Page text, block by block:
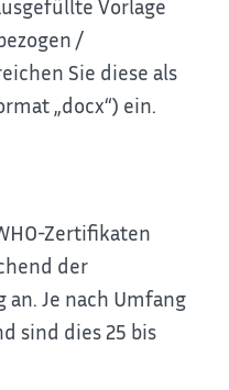
Vorlage
/
Sie diese als
„docx“) ein.
Zertifikaten
der
Je nach Umfang
sind dies 25 bis